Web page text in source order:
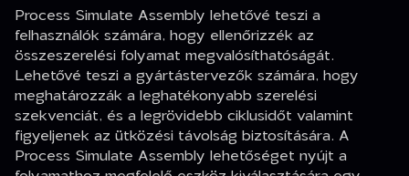
Process Simulate Assembly lehetővé teszi a
felhasználók számára, hogy ellenőrizzék az
összeszerelési folyamat megvalósíthatóságát.
Lehetővé teszi a gyártástervezők számára, hogy
meghatározzák a leghatékonyabb szerelési
szekvenciát, és a legrövidebb ciklusidőt valamint
figyeljenek az ütközési távolság biztosítására. A
Process Simulate Assembly lehetőséget nyújt a